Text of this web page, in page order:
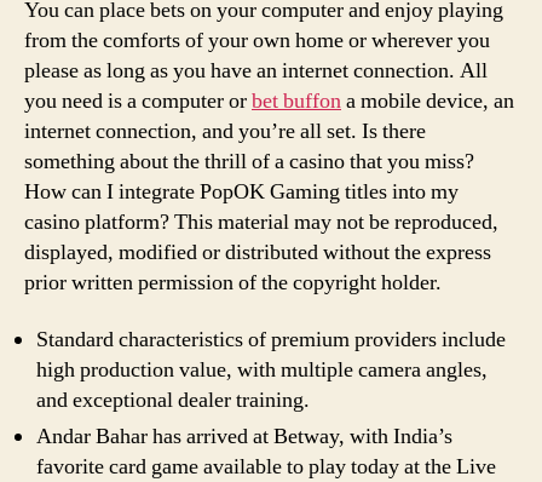
You can place bets on your computer and enjoy playing
from the comforts of your own home or wherever you
please as long as you have an internet connection. All
you need is a computer orbet buffona mobile device, an
internet connection, and you’re all set. Is there
something about the thrill of a casino that you miss?
How can I integrate PopOK Gaming titles into my
casino platform? This material may not be reproduced,
displayed, modified or distributed without the express
prior written permission of the copyright holder.
Standard characteristics of premium providers include
high production value, with multiple camera angles,
and exceptional dealer training.
Andar Bahar has arrived at Betway, with India’s
favorite card game available to play today at the Live